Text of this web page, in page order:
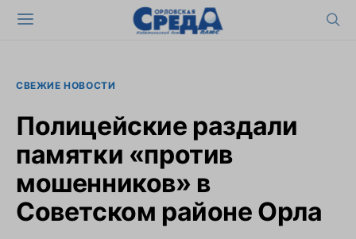
СВЕЖИЕ НОВОСТИ
Полицейские раздали
памятки «против
мошенников» в
Советском районе Орла